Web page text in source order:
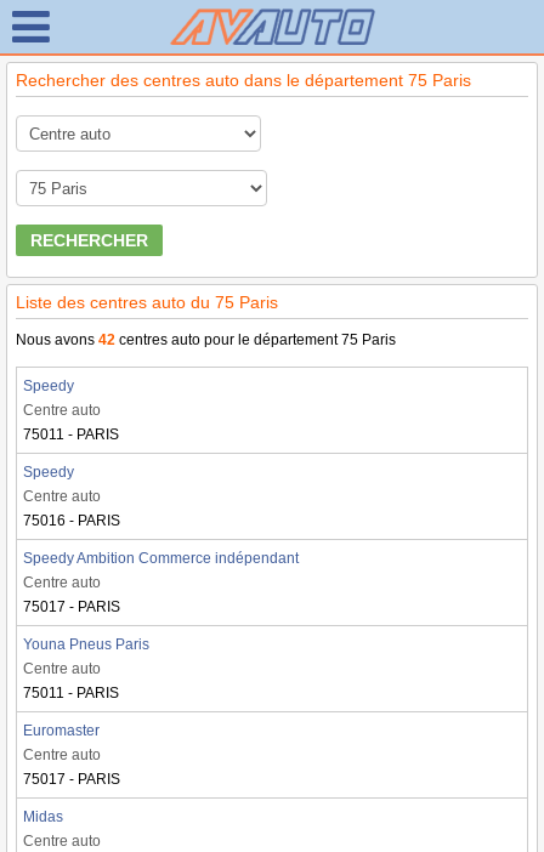
Rechercher des centres auto dans le département 75 Paris
RECHERCHER
Liste des centres auto du 75 Paris
Nous avons 42 centres auto pour le département 75 Paris
Speedy
Centre auto
75011 - PARIS
Speedy
Centre auto
75016 - PARIS
Speedy Ambition Commerce indépendant
Centre auto
75017 - PARIS
Youna Pneus Paris
Centre auto
75011 - PARIS
Euromaster
Centre auto
75017 - PARIS
Midas
Centre auto